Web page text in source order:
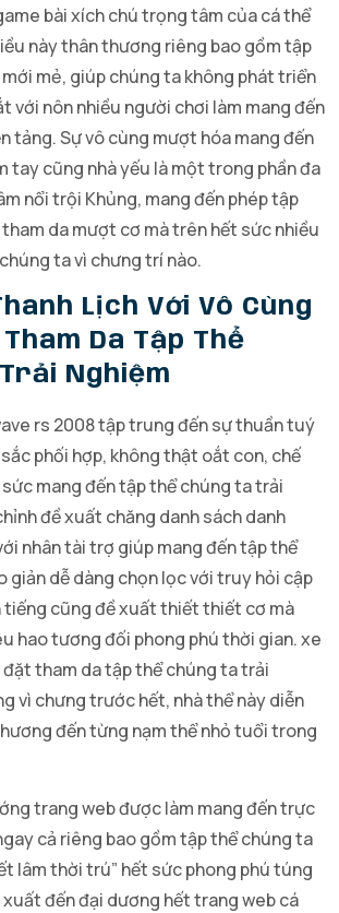
bài xích chú trọng tâm của cá thể
này thân thương riêng bao gồm tập
mẻ, giúp chúng ta không phát triển
với nôn nhiều người chơi làm mang đến
tảng. Sự vô cùng mượt hóa mang đến
tay cũng nhà yếu là một trong phần đa
nổi trội Khủng, mang đến phép tập
da mượt cơ mà trên hết sức nhiều
ta vì chưng trí nào.
Lịch Với Vô Cùng
Da Tập Thể
Nghiệm
rs 2008 tập trung đến sự thuần tuý
phối hợp, không thật oắt con, chế
mang đến tập thể chúng ta trải
đề xuất chăng danh sách danh
nhân tài trợ giúp mang đến tập thể
giản dễ dàng chọn lọc với truy hỏi cập
tiếng cũng đề xuất thiết thiết cơ mà
hao tương đối phong phú thời gian. xe
đặt tham da tập thể chúng ta trải
vì chưng trước hết, nhà thể này diễn
đến từng nạm thể nhỏ tuổi trong
trang web được làm mang đến trực
cả riêng bao gồm tập thể chúng ta
lâm thời trú” hết sức phong phú túng
đến đại dương hết trang web cá